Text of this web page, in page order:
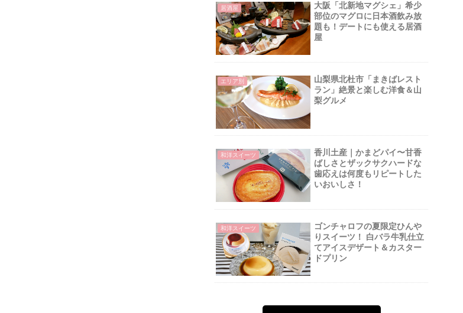
居酒屋
大阪「北新地マグシェ」希少
部位のマグロに日本酒飲み放
題も！デートにも使える居酒
屋
エリア別
山梨県北杜市「まきばレスト
ラン」絶景と楽しむ洋食＆山
梨グルメ
和洋スイーツ
香川土産｜かまどパイ〜甘香
ばしさとザックサクハードな
歯応えは何度もリピートした
いおいしさ！
和洋スイーツ
ゴンチャロフの夏限定ひんや
りスイーツ！ 白バラ牛乳仕立
てアイスデザート＆カスター
ドプリン